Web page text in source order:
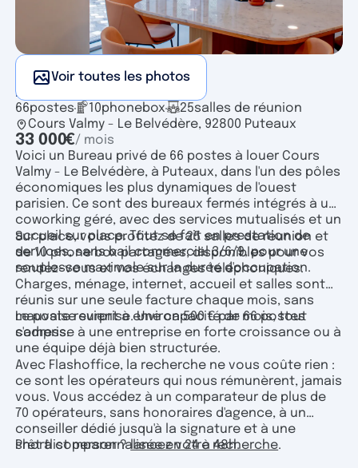
Voir toutes les photos
Bureau privé
66postes 10phonebox 25salles de réunion
Cours Valmy - Le Belvédère, 92800 Puteaux
33 000€/ mois
Voici un Bureau privé de 66 postes à louer Cours
Valmy - Le Belvédère, à Puteaux, dans l'un des pôles
économiques les plus dynamiques de l'ouest
parisien. Ce sont des bureaux fermés intégrés à un
coworking géré, avec des services mutualisés et un
accueil sur place. Tout se fait en prestation de
services, sans bail commercial 3/6/9, pour une
souplesse maximale sur la durée d'occupation.
Sur place, vous profitez de 25 salles de réunion et
de 10 phone box partagées, disponibles pour vos
rendez-vous et vos échanges téléphoniques.
Charges, ménage, internet, accueil et salles sont
réunis sur une seule facture chaque mois, sans
mauvaise surprise. Une capacité de 66 postes
s'adresse à une entreprise en forte croissance ou à
une équipe déjà bien structurée.
Le poste revient à environ 500 € par mois, tout
compris.
Avec Flashoffice, la recherche ne vous coûte rien :
ce sont les opérateurs qui nous rémunèrent, jamais
vous. Vous accédez à un comparateur de plus de
70 opérateurs, sans honoraires d'agence, à un
conseiller dédié jusqu'à la signature et à une
shortlist personnalisée en 24 à 48h.
Prêt à comparer ?lancez votre recherche.